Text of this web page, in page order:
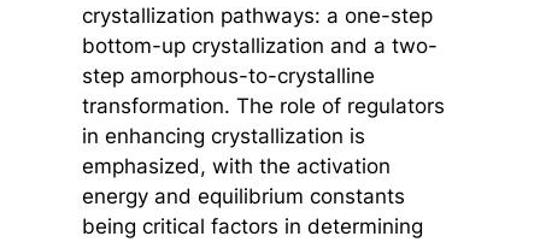
crystallization pathways: a one-step
bottom-up crystallization and a two-
step amorphous-to-crystalline
transformation. The role of regulators
in enhancing crystallization is
emphasized, with the activation
energy and equilibrium constants
being critical factors in determining